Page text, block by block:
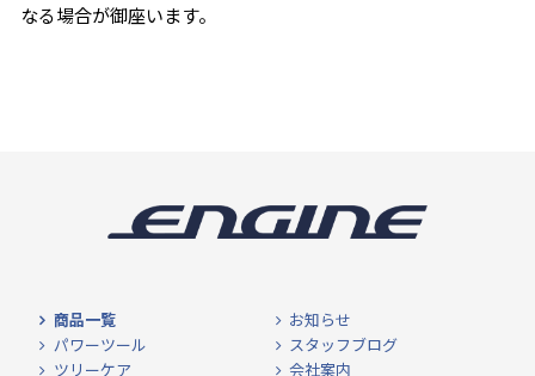
なる場合が御座います。
商品一覧
パワーツール
ツリーケア
お知らせ
スタッフブログ
会社案内